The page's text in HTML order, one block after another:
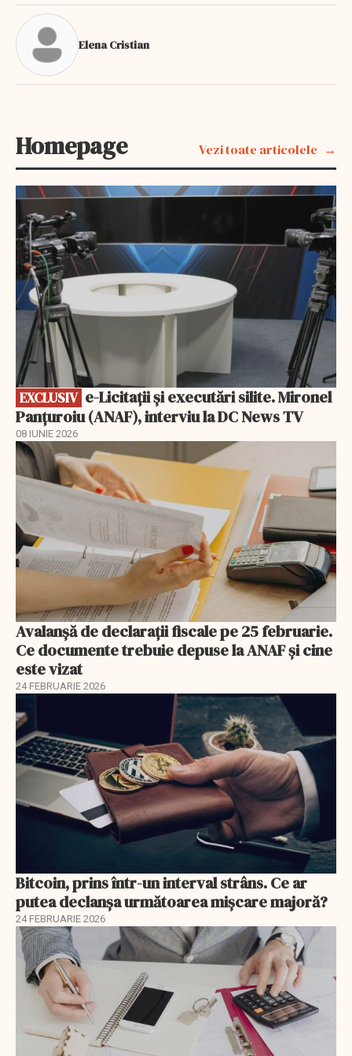
Elena Cristian
Homepage Vezi toate articolele
EXCLUSIV
EXCLUSIV
Panțuroiu (ANAF), interviu la DC News TV
08 IUNIE 2026
Avalanșă de declarații fiscale pe 25 februarie.
Ce documente trebuie depuse la ANAF și cine
este vizat
24 FEBRUARIE 2026
Bitcoin, prins într-un interval strâns. Ce ar
putea declanșa următoarea mișcare majoră?
24 FEBRUARIE 2026